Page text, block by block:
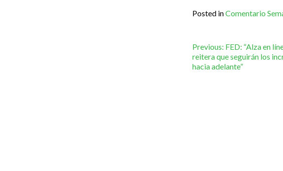
Posted inComentario
Previous: FED: “Alza en
reitera que seguirán los
hacia adelante”